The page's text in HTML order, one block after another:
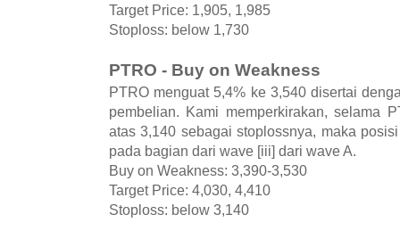
Target Price: 1,905, 1,985
Stoploss: below 1,730
PTRO - Buy on Weakness
PTRO menguat 5,4% ke 3,540 disertai
pembelian. Kami memperkirakan, selama
atas 3,140 sebagai stoplossnya, maka
pada bagian dari wave [iii] dari wave A.
Buy on Weakness: 3,390-3,530
Target Price: 4,030, 4,410
Stoploss: below 3,140